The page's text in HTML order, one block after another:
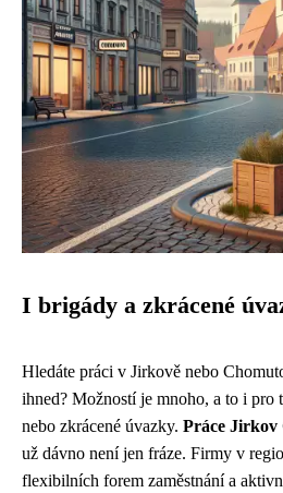
I brigády a zkrácené
Hledáte práci v Jirkově nebo
ihned? Možností je mnoho, a to i pro
nebo zkrácené úvazky. Práce Jirkov
už dávno není jen fráze. Firmy v
flexibilních forem zaměstnání a